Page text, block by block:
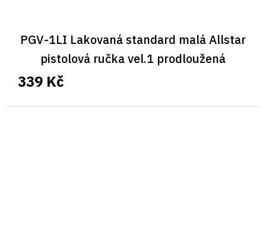
PGV-1LI Lakovaná standard malá Allstar
pistolová ručka vel.1 prodloužená
339 Kč